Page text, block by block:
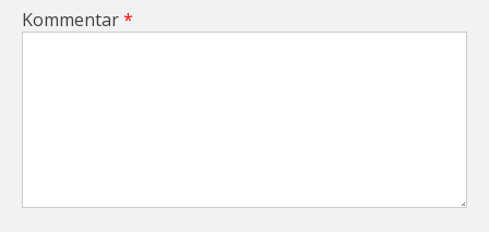
Kommentar*